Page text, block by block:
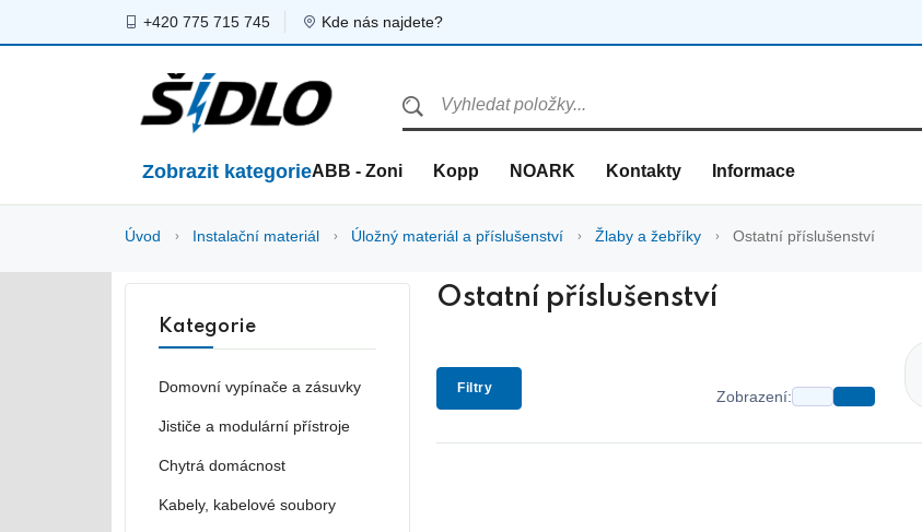
+420 775 715 745 Kde nás najdete?
Zobrazit kategorieABB - Zoni Kopp NOARK Kontakty Informace
Úvod Instalační materiál Úložný materiál a příslušenství Žlaby a žebříky Ostatní příslušenství
Ostatní příslušenství
Filtry Zobrazení:
Kategorie
Domovní vypínače a zásuvky
Jističe a modulární přístroje
Chytrá domácnost
Kabely, kabelové soubory